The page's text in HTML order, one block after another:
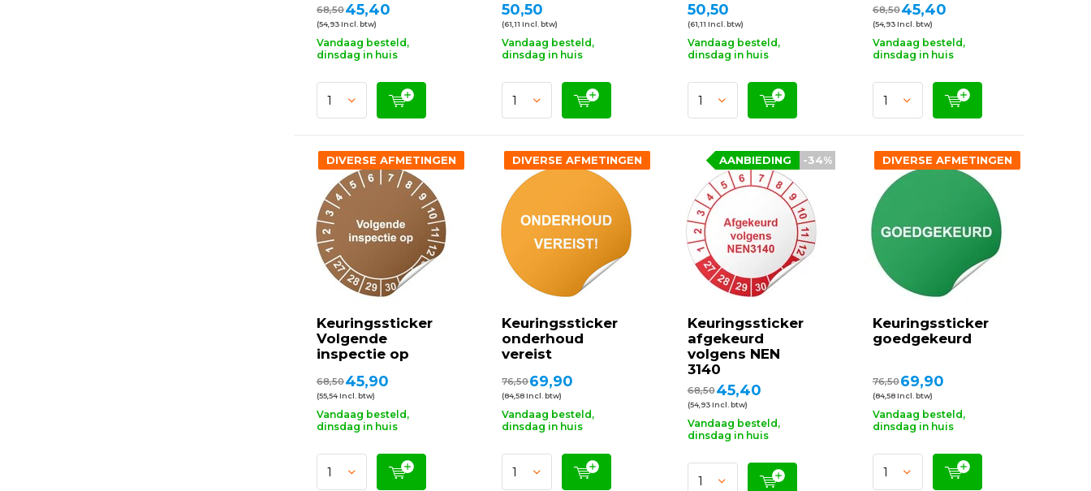
68,5045,40
(54,93 Incl. btw)
Vandaag besteld,
dinsdag in huis
50,50
(61,11 Incl. btw)
Vandaag besteld,
dinsdag in huis
50,50
(61,11 Incl. btw)
Vandaag besteld,
dinsdag in huis
68,5045,40
(54,93 Incl. btw)
Vandaag besteld,
dinsdag in huis
Keuringssticker
Volgende
inspectie op
DIVERSE AFMETINGEN
68,5045,90
(55,54 Incl. btw)
Vandaag besteld,
dinsdag in huis
Keuringssticker
onderhoud
vereist
DIVERSE AFMETINGEN
76,5069,90
(84,58 Incl. btw)
Vandaag besteld,
dinsdag in huis
Keuringssticker
afgekeurd
volgens NEN
3140
-34%
AANBIEDING
68,5045,40
(54,93 Incl. btw)
Vandaag besteld,
dinsdag in huis
Keuringssticker
goedgekeurd
DIVERSE AFMETINGEN
76,5069,90
(84,58 Incl. btw)
Vandaag besteld,
dinsdag in huis